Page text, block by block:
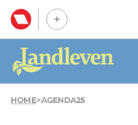
HOME>AGENDA25